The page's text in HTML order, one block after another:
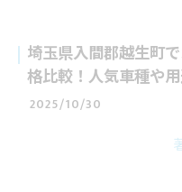
埼玉県入間郡越生町
格比較！人気車種や
2025/10/30